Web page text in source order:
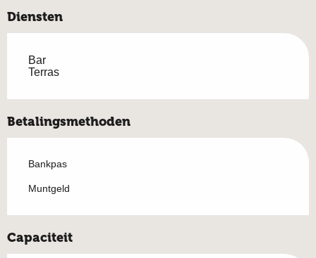
Diensten
Bar
Terras
Betalingsmethoden
Bankpas
Muntgeld
Capaciteit